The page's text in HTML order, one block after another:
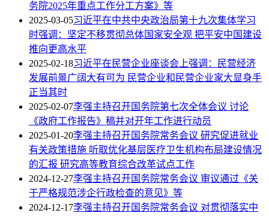
务院2025年重点工作分工方案》等
2025-03-05习近平在中共中央政治局第十九次集体学习
时强调：坚定不移贯彻总体国家安全观 把平安中国建设
推向更高水平
2025-02-18习近平在民营企业座谈会上强调：民营经济
发展前景广阔大有可为 民营企业和民营企业家大显身手
正当其时
2025-02-07李强主持召开国务院第七次全体会议 讨论
《政府工作报告》稿并对开年工作进行动员
2025-01-20李强主持召开国务院常务会议 研究促进就业
有关政策措施 听取优化基层医疗卫生机构布局建设情况
的汇报 研究高等教育综合改革试点工作
2024-12-27李强主持召开国务院常务会议 审议通过《关
于严格规范涉企行政检查的意见》等
2024-12-17李强主持召开国务院常务会议 对贯彻落实中